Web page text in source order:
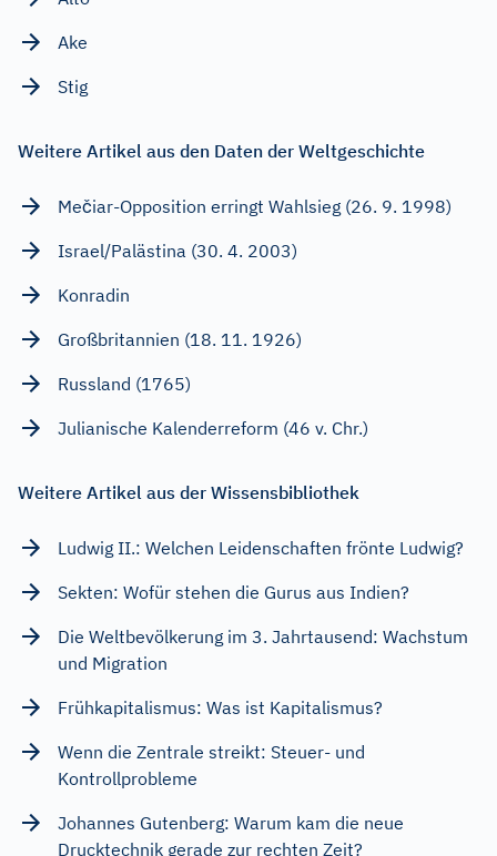
Ake
Stig
Weitere Artikel aus den Daten der Weltgeschichte
Mečiar-Opposition erringt Wahlsieg (26. 9. 1998)
Israel/Palästina (30. 4. 2003)
Konradin
Großbritannien (18. 11. 1926)
Russland (1765)
Julianische Kalenderreform (46 v. Chr.)
Weitere Artikel aus der Wissensbibliothek
Ludwig II.: Welchen Leidenschaften frönte Ludwig?
Sekten: Wofür stehen die Gurus aus Indien?
Die Weltbevölkerung im 3. Jahrtausend: Wachstum
und Migration
Frühkapitalismus: Was ist Kapitalismus?
Wenn die Zentrale streikt: Steuer- und
Kontrollprobleme
Johannes Gutenberg: Warum kam die neue
Drucktechnik gerade zur rechten Zeit?